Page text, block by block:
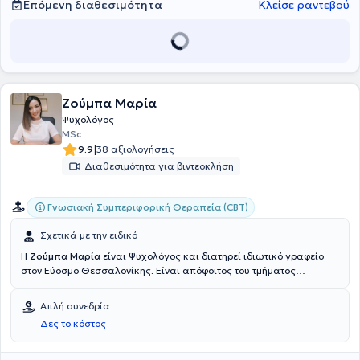
Επόμενη διαθεσιμότητα Κλείσε ραντεβού
Ζούμπα Μαρία
Ψυχολόγος
MSc
9.9|38 αξιολογήσεις
Διαθεσιμότητα για βιντεοκλήση
Γνωσιακή Συμπεριφορική Θεραπεία (CBT)
Σχετικά με την ειδικό
Η Ζούμπα Μαρία είναι Ψυχολόγος και διατηρεί ιδιωτικό γραφείο
στον Εύοσμο Θεσσαλονίκης. Είναι απόφοιτος του τμήματος
Διπλώματος (MSc) στην Ψυχολογία Υγείας και Ιατρική Ψυχολογία
του Leiden University της Ολλανδίας. Στη συνέχεια, εκπαιδεύτηκε
και πιστοποιήθηκε στη θεραπεία Απευαισθητοποίηση και
Επανεπεξεργασία μέσω Οφθαλμικών Κινήσεων (EMDR) στο EMDR
Απλή συνεδρία
Δες το κόστος